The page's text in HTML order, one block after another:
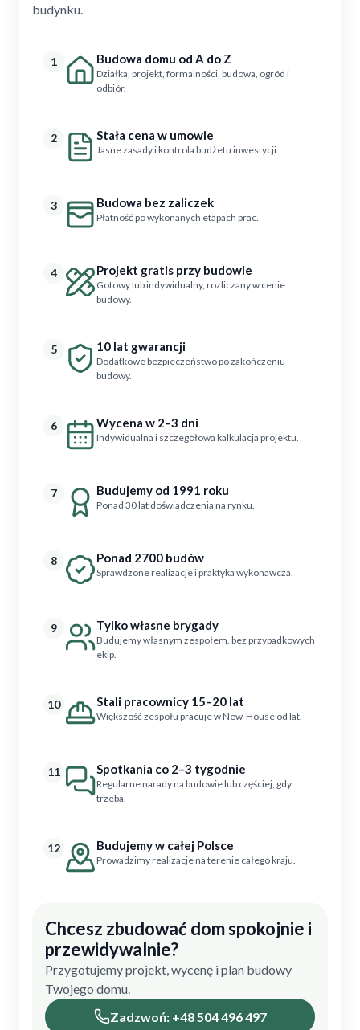
budynku.
1 Budowa domu od A do Z
Działka, projekt, formalności, budowa, ogród i
odbiór.
2 Stała cena w umowie
Jasne zasady i kontrola budżetu inwestycji.
3 Budowa bez zaliczek
Płatność po wykonanych etapach prac.
4 Projekt gratis przy budowie
Gotowy lub indywidualny, rozliczany w cenie
budowy.
5 10 lat gwarancji
Dodatkowe bezpieczeństwo po zakończeniu
budowy.
6 Wycena w 2–3 dni
Indywidualna i szczegółowa kalkulacja projektu.
7 Budujemy od 1991 roku
Ponad 30 lat doświadczenia na rynku.
8 Ponad 2700 budów
Sprawdzone realizacje i praktyka wykonawcza.
9 Tylko własne brygady
Budujemy własnym zespołem, bez przypadkowych
ekip.
10 Stali pracownicy 15–20 lat
Większość zespołu pracuje w New-House od lat.
11 Spotkania co 2–3 tygodnie
Regularne narady na budowie lub częściej, gdy
trzeba.
12 Budujemy w całej Polsce
Prowadzimy realizacje na terenie całego kraju.
Chcesz zbudować dom spokojnie i
przewidywalnie?
Przygotujemy projekt, wycenę i plan budowy
Twojego domu.
Zadzwoń: +48 504 496 497